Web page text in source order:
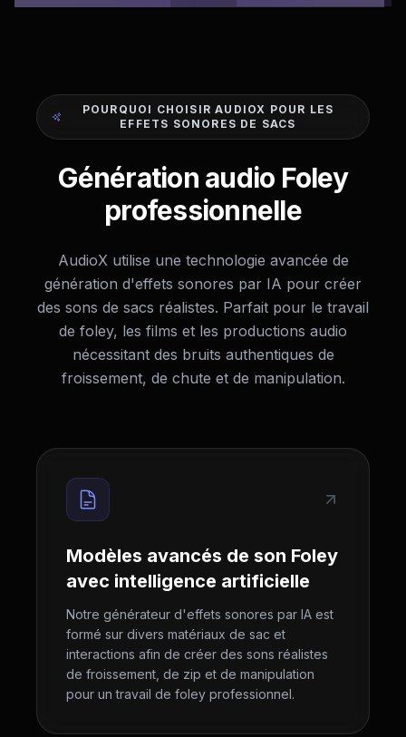
POURQUOI CHOISIR AUDIOX POUR LES
EFFETS SONORES DE SACS
Génération audio Foley
professionnelle
AudioX utilise une technologie avancée de
génération d'effets sonores par IA pour créer
des sons de sacs réalistes. Parfait pour le travail
de foley, les films et les productions audio
nécessitant des bruits authentiques de
froissement, de chute et de manipulation.
Modèles avancés de son Foley
avec intelligence artificielle
Notre générateur d'effets sonores par IA est
formé sur divers matériaux de sac et
interactions afin de créer des sons réalistes
de froissement, de zip et de manipulation
pour un travail de foley professionnel.